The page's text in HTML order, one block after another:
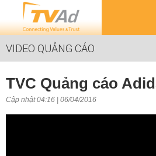
VIDEO QUẢNG CÁO
TVC Quảng cáo
Cập nhật 04:16 | 06/04/2016